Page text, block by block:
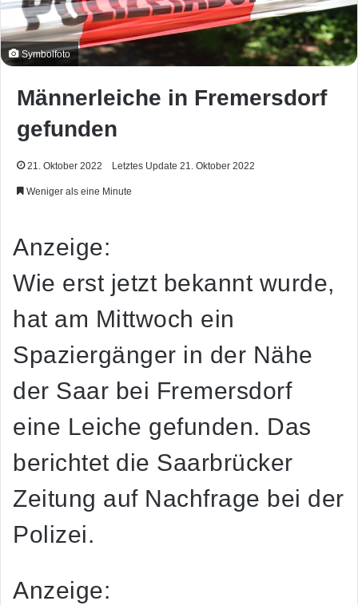
Symbolfoto
Männerleiche in Fremersdorf
gefunden
21. Oktober 2022 Letztes Update 21. Oktober 2022
Weniger als eine Minute
Anzeige:
Wie erst jetzt bekannt wurde,
hat am Mittwoch ein
Spaziergänger in der Nähe
der Saar bei Fremersdorf
eine Leiche gefunden. Das
berichtet die Saarbrücker
Zeitung auf Nachfrage bei der
Polizei.
Anzeige: